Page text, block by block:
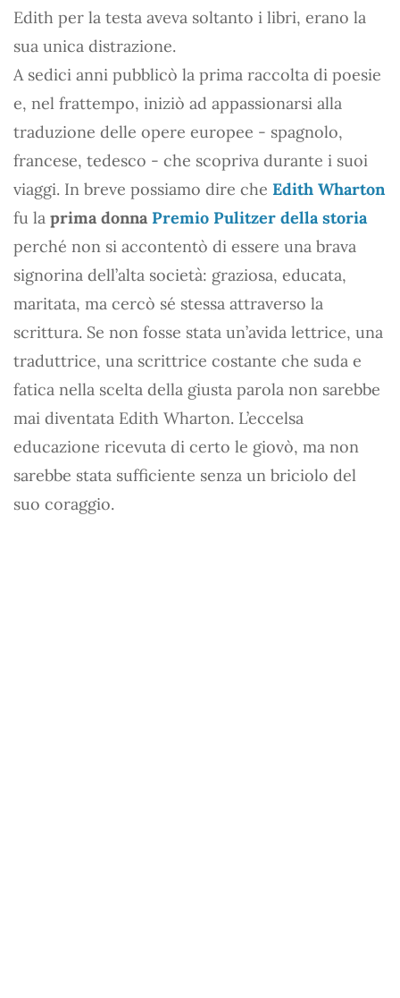
Edith per la testa aveva soltanto i libri, erano la
sua unica distrazione.
A sedici anni pubblicò la prima raccolta di poesie
e, nel frattempo, iniziò ad appassionarsi alla
traduzione delle opere europee - spagnolo,
francese, tedesco - che scopriva durante i suoi
viaggi. In breve possiamo dire che Edith Wharton
fu la prima donna Premio Pulitzer della storia
perché non si accontentò di essere una brava
signorina dell’alta società: graziosa, educata,
maritata, ma cercò sé stessa attraverso la
scrittura. Se non fosse stata un’avida lettrice, una
traduttrice, una scrittrice costante che suda e
fatica nella scelta della giusta parola non sarebbe
mai diventata Edith Wharton. L’eccelsa
educazione ricevuta di certo le giovò, ma non
sarebbe stata sufficiente senza un briciolo del
suo coraggio.